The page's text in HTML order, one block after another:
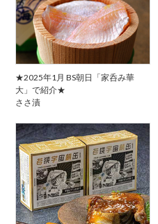
★2025年1月 BS朝日「家呑み華
大」で紹介★
ささ漬